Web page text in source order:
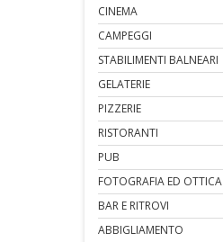
CINEMA
CAMPEGGI
STABILIMENTI BALNEARI
GELATERIE
PIZZERIE
RISTORANTI
PUB
FOTOGRAFIA ED OTTICA
BAR E RITROVI
ABBIGLIAMENTO